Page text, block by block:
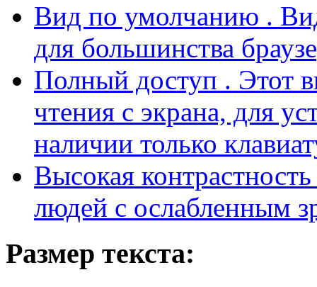
Вид по умолчанию .
для большинства
Полный доступ . Этот
чтения с экрана, для
наличии только
Высокая
людей с ослабленным
Размер текста: